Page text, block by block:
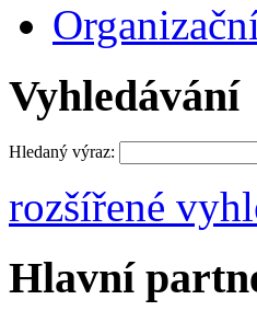
Vyhledávání
Hledaný výraz:
rozšířené
Hlavní